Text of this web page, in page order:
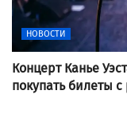
НОВОСТИ
Концерт Канье
покупать билеты с